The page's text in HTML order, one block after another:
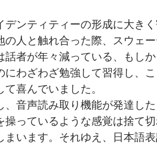
ンティティーの形成に大き
人と触れ合った際、スウェ
者が年々減っている、もし
わざわざ勉強して習得し、
喜んでいました。
音声読み取り機能が発達し
っているような感覚は捨て
います。それゆえ、日本語